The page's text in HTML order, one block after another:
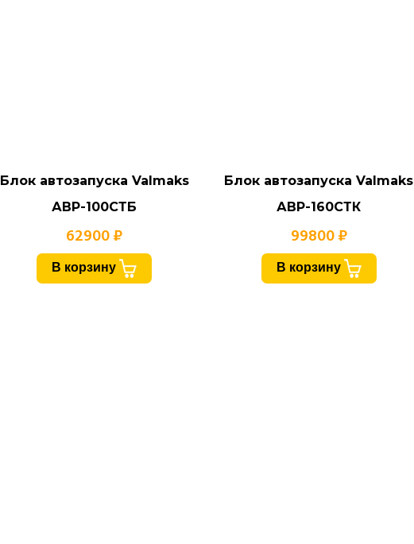
Блок автозапуска Valmaks
АВР-100СТБ
62900 ₽
В корзину
Блок автозапуска Valmaks
АВР-160СТК
99800 ₽
В корзину